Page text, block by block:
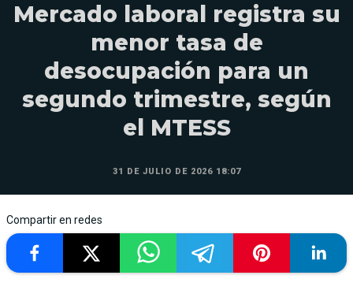
Mercado laboral registra su
menor tasa de
desocupación para un
segundo trimestre, según
el MTESS
31 DE JULIO DE 2026 18:07
Compartir en redes